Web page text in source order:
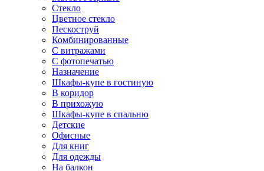
Стекло
Цветное стекло
Пескоструй
Комбинированные
С витражами
С фотопечатью
Назначение
Шкафы-купе в гостиную
В коридор
В прихожую
Шкафы-купе в спальню
Детские
Офисные
Для книг
Для одежды
На балкон